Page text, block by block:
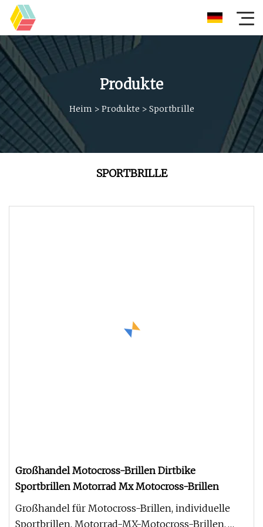
Produkte
Heim > Produkte > Sportbrille
SPORTBRILLE
Großhandel Motocross-Brillen Dirtbike
Sportbrillen Motorrad Mx Motocross-Brillen
Großhandel für Motocross-Brillen, individuelle
Sportbrillen, Motorrad-MX-Motocross-Brillen,